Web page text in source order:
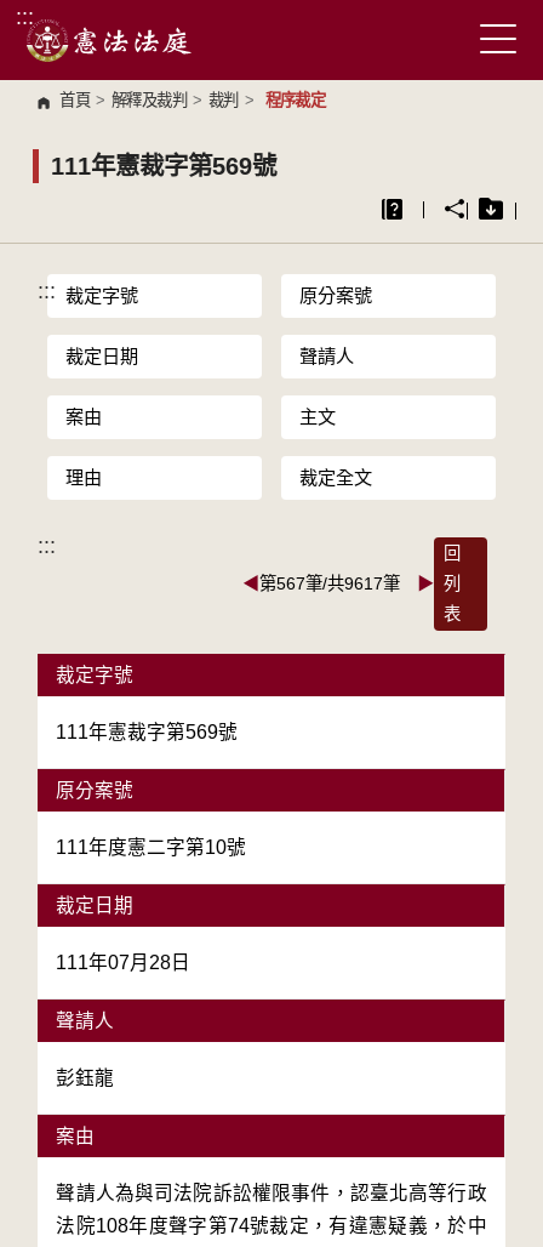
跳到主要內容區塊
:::
首頁 > 解釋及裁判 > 裁判 > 程序裁定
111年憲裁字第569號
::: 裁定字號 原分案號
裁定日期 聲請人
案由 主文
理由 裁定全文
:::
◀第567筆/共9617筆 ▶
回
列
表
裁定字號
111年憲裁字第569號
原分案號
111年度憲二字第10號
裁定日期
111年07月28日
聲請人
彭鈺龍
案由
聲請人為與司法院訴訟權限事件，認臺北高等行政
法院108年度聲字第74號裁定，有違憲疑義，於中